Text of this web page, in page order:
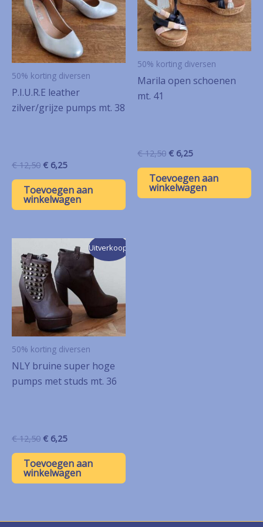
50% korting diversen
P.I.U.R.E leather
zilver/grijze pumps mt. 38
€12,50 Oorspronkelijke
was:
€ 12,50.
€ 6,25Huidige
is:
€ 6,25.
Toevoegen aan
winkelwagen
50% korting diversen
Marila open schoenen
mt. 41
€12,50 Oorspronkelijke
was:
€ 12,50.
€ 6,25Huidige
is:
€ 6,25.
Toevoegen aan
winkelwagen
Uitverkoop!
50% korting diversen
NLY bruine super hoge
pumps met studs mt. 36
€12,50 Oorspronkelijke
was:
€ 12,50.
€ 6,25Huidige
is:
€ 6,25.
Toevoegen aan
winkelwagen